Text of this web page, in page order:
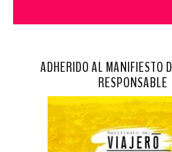
ADHERIDO AL MANIFIESTO
RESPONSABLE